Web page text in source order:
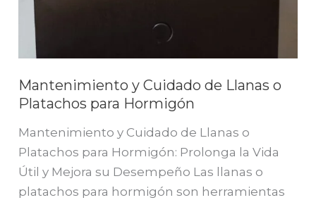
Mantenimiento y Cuidado de Llanas o
Platachos para Hormigón
Mantenimiento y Cuidado de Llanas o
Platachos para Hormigón: Prolonga la Vida
Útil y Mejora su Desempeño Las llanas o
platachos para hormigón son herramientas